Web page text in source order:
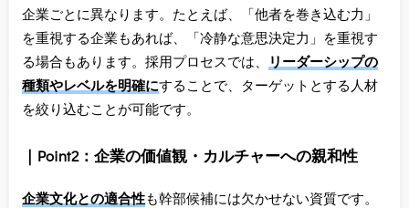
企業ごとに異なります。たとえば、「他者を巻き込む力」
を重視する企業もあれば、「冷静な意思決定力」を重視す
る場合もあります。採用プロセスでは、
リーダーシップの
種類やレベルを明確にすることで、ターゲットとする人材
を絞り込むことが可能です。
｜Point2：企業の価値観・カルチャーへの親和性
企業文化との適合性も幹部候補には欠かせない資質です。